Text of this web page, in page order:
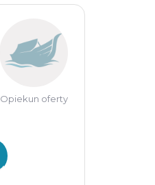
Opiekun oferty